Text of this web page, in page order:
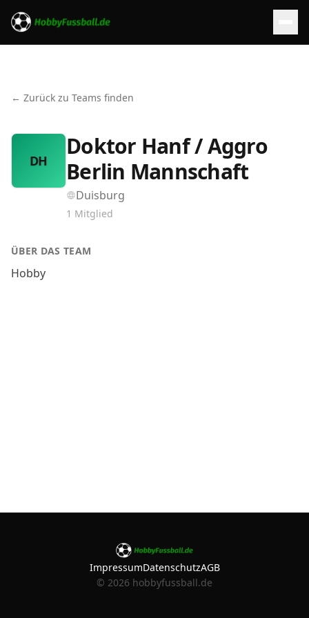
← Zurück zu Teams finden
DH
Doktor Hanf / Aggro
Berlin Mannschaft
Duisburg
1 Mitglied
ÜBER DAS TEAM
Hobby
ImpressumDatenschutzAGB
© 2026 hobbyfussball.de